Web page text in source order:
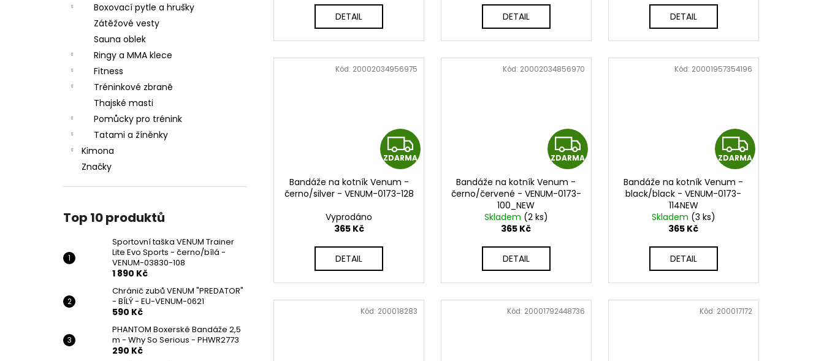
Boxovací pytle a hrušky
Zátěžové vesty
Sauna oblek
Ringy a MMA klece
Fitness
Tréninkové zbraně
Thajské masti
Pomůcky pro trénink
Tatami a žíněnky
Kimona
Značky
Top 10 produktů
Sportovní taška VENUM Trainer
Lite Evo Sports - černo/bílá -
VENUM-03830-108
1 890 Kč
Chránič zubů VENUM "PREDATOR"
- BÍLÝ - EU-VENUM-0621
590 Kč
PHANTOM Boxerské Bandáže 2,5
m - Why So Serious - PHWR2773
290 Kč
DETAIL DETAIL DETAIL
Z
D
A
ZDARMA
Bandáže na kotník Venum -
černo/silver - VENUM-0173-128
Vyprodáno
365 Kč
DETAIL
Kód: 20002034956975
Z
D
A
ZDARMA
Bandáže na kotník Venum -
černo/červené - VENUM-0173-
100_NEW
Skladem (2 ks)
365 Kč
DETAIL
Kód: 20002034856970
Z
D
ZDARMA
Bandáže na kotník Venum -
black/black - VENUM-0173-
114NEW
Skladem (3 ks)
365 Kč
DETAIL
Kód: 20001957354196
Kód: 200018283 Kód: 20001792448736 Kód: 200017172